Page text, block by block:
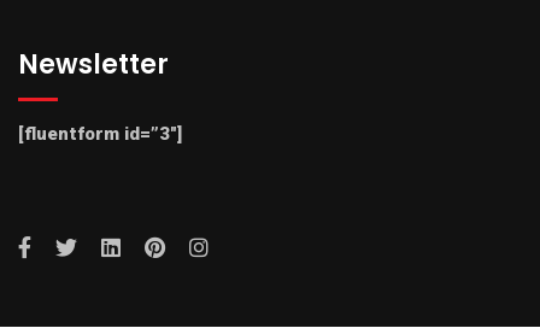
Newsletter
[fluentform id=”3″]